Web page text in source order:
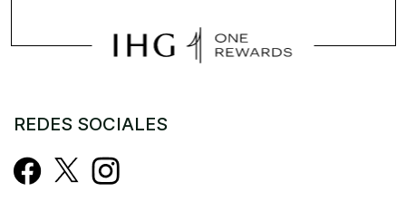
REDES SOCIALES